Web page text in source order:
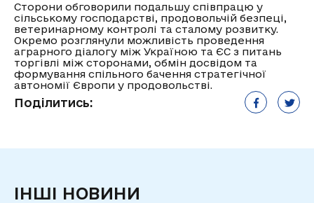
Поділитись:
Сторони обговорили подальшу співпрацю у
сільському господарстві, продовольчій безпеці,
ветеринарному контролі та сталому розвитку.
Окремо розглянули можливість проведення
аграрного діалогу між Україною та ЄС з питань
торгівлі між сторонами, обмін досвідом та
формування спільного бачення стратегічної
автономії Європи у продовольстві.
ІНШІ НОВИНИ